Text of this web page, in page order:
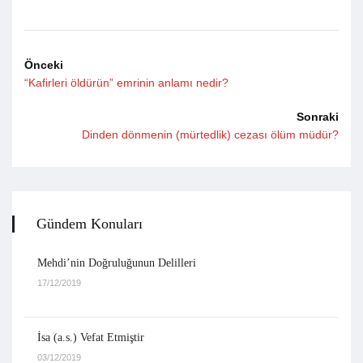
Önceki
“Kafirleri öldürün” emrinin anlamı nedir?
Sonraki
Dinden dönmenin (mürtedlik) cezası ölüm müdür?
Gündem Konuları
Mehdi’nin Doğruluğunun Delilleri
17/12/2019
İsa (a.s.) Vefat Etmiştir
03/12/2019